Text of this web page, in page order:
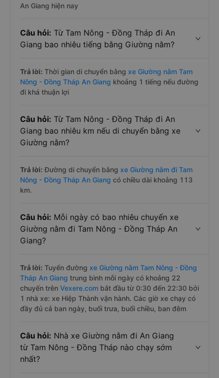
An Giang hiện nay
Câu hỏi: Từ Tam Nông - Đồng Tháp đi An
Giang bao nhiêu tiếng bằng Giường nằm?
Trả lời: Thời gian di chuyển bằng xe Giường nằm Tam
Nông - Đồng Tháp An Giang khoảng 1 tiếng nếu đường
đi khá thuận lợi
Câu hỏi: Từ Tam Nông - Đồng Tháp đi An
Giang bao nhiêu km nếu di chuyển bằng xe
Giường nằm?
Trả lời: Đường di chuyển bằng xe Giường nằm đi Tam
Nông - Đồng Tháp An Giang có chiều dài khoảng 113
km.
Câu hỏi: Mỗi ngày có bao nhiêu chuyến xe
Giường nằm đi Tam Nông - Đồng Tháp An
Giang?
Trả lời: Tuyến đường xe Giường nằm Tam Nông - Đồng
Tháp An Giang trung bình mỗi ngày có khoảng 22
chuyến trên Vexere.com bắt đầu từ 0:30 đến 22:30 bởi
1 nhà xe: xe Hiệp Thành vận hành. Các giờ xe chạy có
đầy đủ cả ban ngày, buổi trưa, buổi chiều, ban đêm
Câu hỏi: Nhà xe Giường nằm đi An Giang
từ Tam Nông - Đồng Tháp nào chạy sớm
nhất?